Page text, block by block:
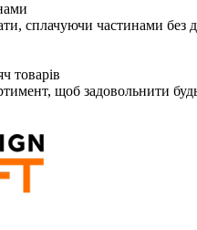
сплачуючи частинами без
Більше 15 тисяч товарів
щоб задовольнити